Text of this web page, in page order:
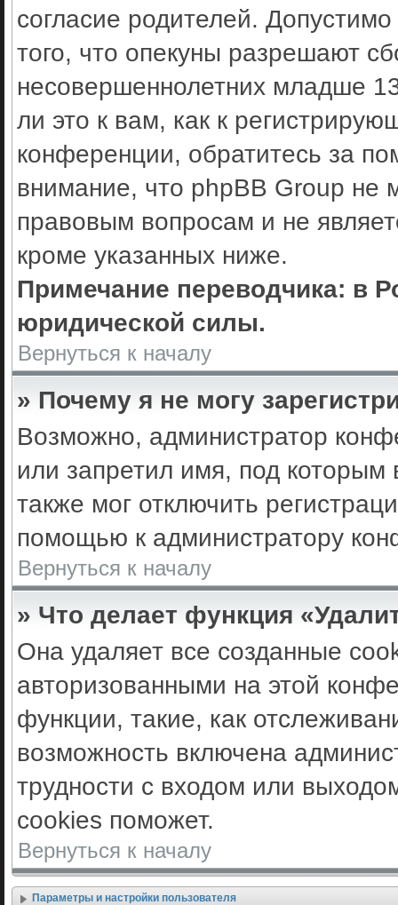
согласие родителей.
того, что опекуны разрешают
несовершеннолетних младше
ли это к вам, как к
конференции, обратитесь за
внимание, что phpBB Group не
правовым вопросам и не
кроме указанных ниже.
Примечание переводчика: в
юридической силы.
Вернуться к началу
» Почему я не могу
Возможно, администратор
или запретил имя, под которым
также мог отключить
помощью к администратору
Вернуться к началу
» Что делает функция
Она удаляет все созданные
авторизованными на этой
функции, такие, как
возможность включена
трудности с входом или
cookies поможет.
Вернуться к началу
Параметры и настройки пользователя